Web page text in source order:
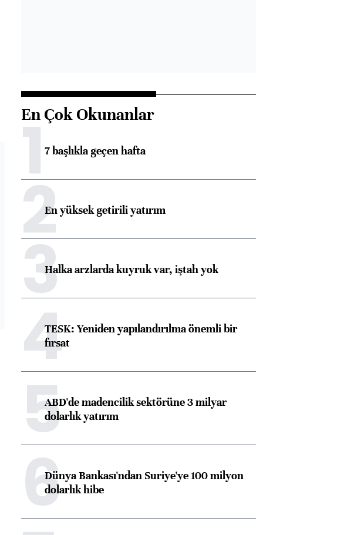
En Çok Okunanlar
17 başlıkla geçen hafta
2En yüksek getirili yatırım
3Halka arzlarda kuyruk var, iştah yok
4TESK: Yeniden yapılandırılma önemli bir
fırsat
5ABD'de madencilik sektörüne 3 milyar
dolarlık yatırım
6Dünya Bankası'ndan Suriye'ye 100 milyon
dolarlık hibe